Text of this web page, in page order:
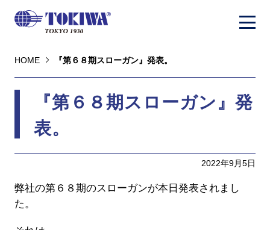
HOME 『第６８期スローガン』発表。
『第６８期スローガン』発
表。
2022年9月5日
弊社の第６８期のスローガンが本日発表されまし
た。